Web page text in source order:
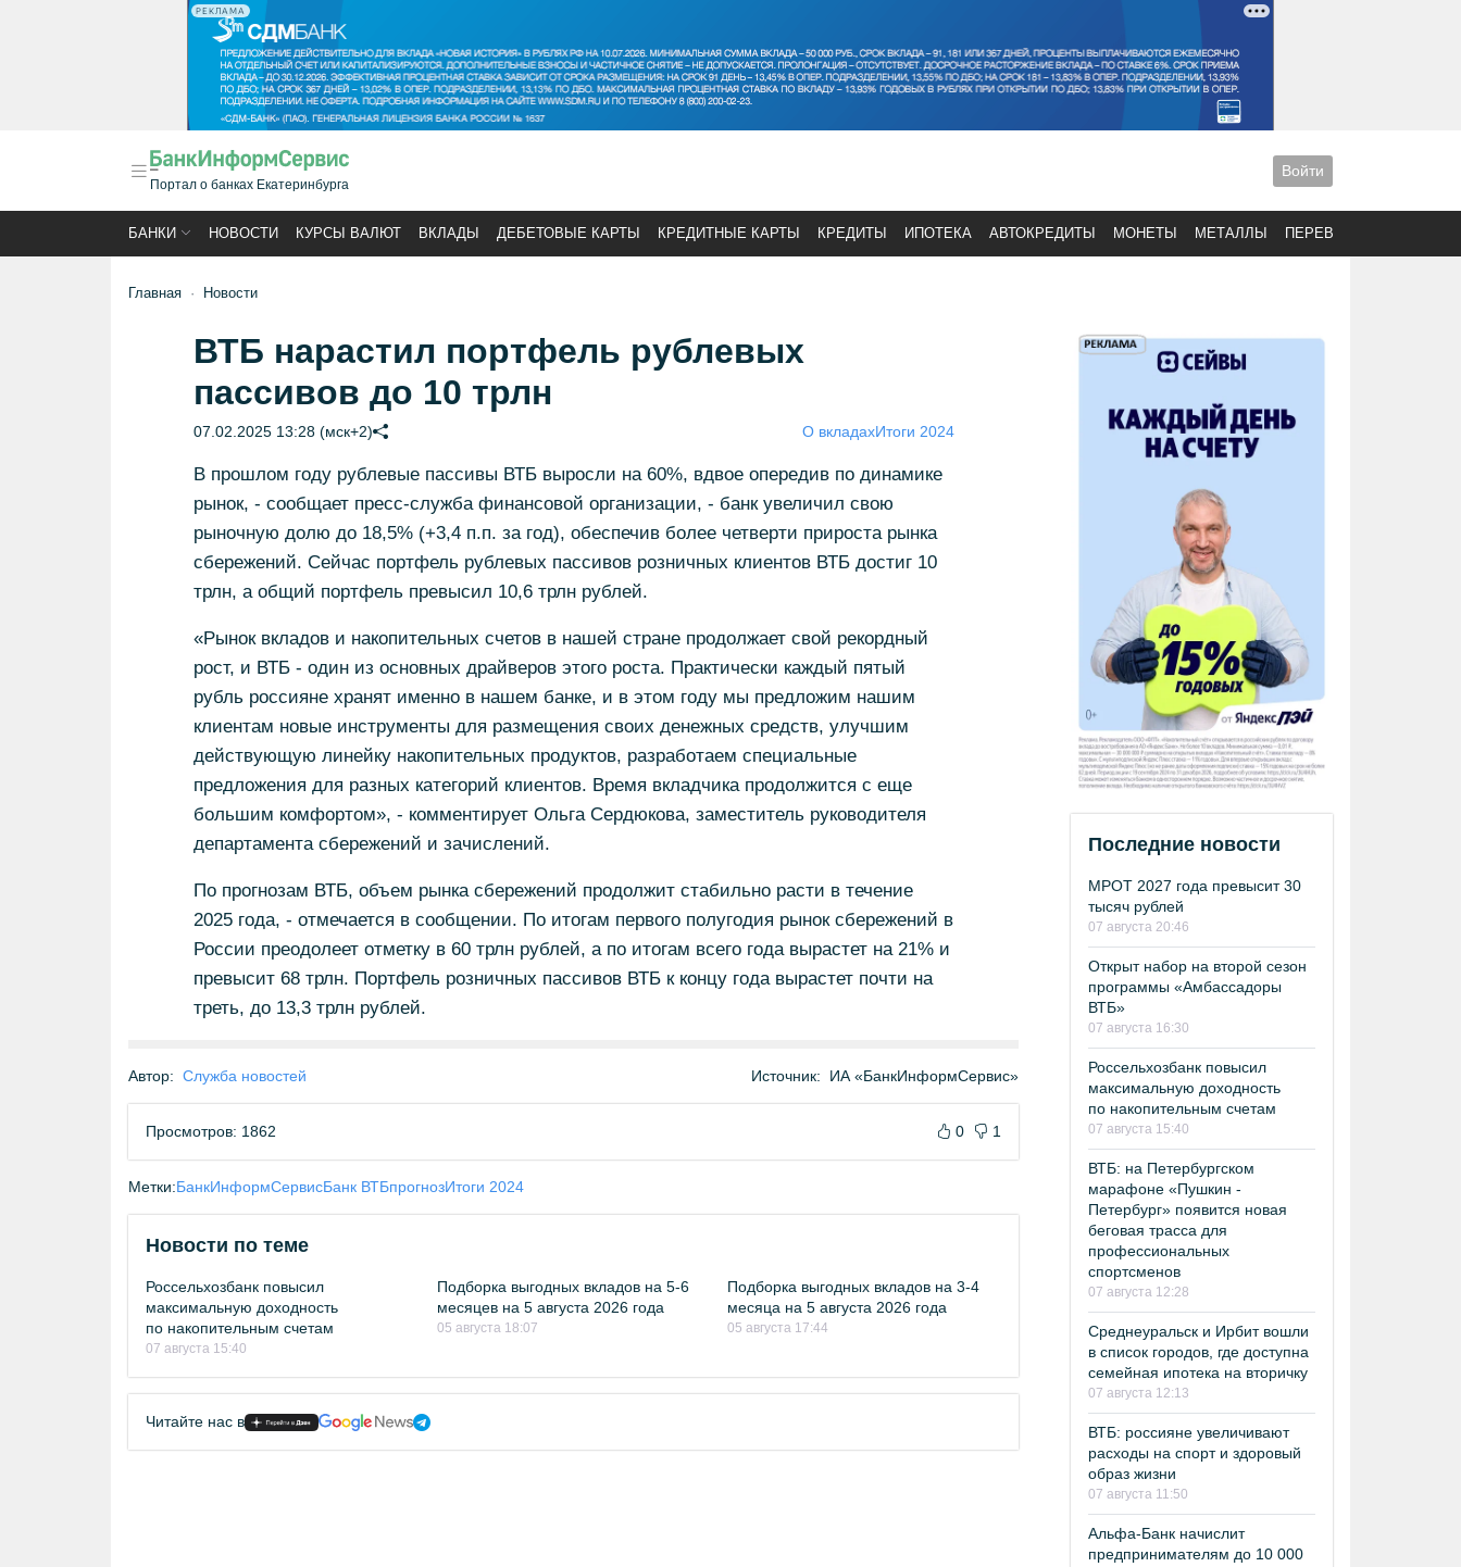
РЕКЛАМА
Портал о банках Екатеринбурга
Войти
БАНКИ НОВОСТИ КУРСЫ ВАЛЮТ ВКЛАДЫ ДЕБЕТОВЫЕ КАРТЫ КРЕДИТНЫЕ КАРТЫ КРЕДИТЫ ИПОТЕКА АВТОКРЕДИТЫ МОНЕТЫ МЕТАЛЛЫ ПЕРЕВОДЫ
Главная Новости
ВТБ нарастил портфель рублевых
пассивов до 10 трлн
07.02.2025 13:28 (мск+2) О вкладахИтоги 2024
В прошлом году рублевые пассивы ВТБ выросли на 60%, вдвое опередив по динамике
рынок, - сообщает пресс-служба финансовой организации, - банк увеличил свою
рыночную долю до 18,5% (+3,4 п.п. за год), обеспечив более четверти прироста рынка
сбережений. Сейчас портфель рублевых пассивов розничных клиентов ВТБ достиг 10
трлн, а общий портфель превысил 10,6 трлн рублей.
«Рынок вкладов и накопительных счетов в нашей стране продолжает свой рекордный
рост, и ВТБ - один из основных драйверов этого роста. Практически каждый пятый
рубль россияне хранят именно в нашем банке, и в этом году мы предложим нашим
клиентам новые инструменты для размещения своих денежных средств, улучшим
действующую линейку накопительных продуктов, разработаем специальные
предложения для разных категорий клиентов. Время вкладчика продолжится с еще
большим комфортом», - комментирует Ольга Сердюкова, заместитель руководителя
департамента сбережений и зачислений.
По прогнозам ВТБ, объем рынка сбережений продолжит стабильно расти в течение
2025 года, - отмечается в сообщении. По итогам первого полугодия рынок сбережений в
России преодолеет отметку в 60 трлн рублей, а по итогам всего года вырастет на 21% и
превысит 68 трлн. Портфель розничных пассивов ВТБ к концу года вырастет почти на
треть, до 13,3 трлн рублей.
Автор: Служба новостей Источник: ИА «БанкИнформСервис»
Просмотров: 1862 0 1
Метки:БанкИнформСервисБанк ВТБпрогнозИтоги 2024
Новости по теме
Россельхозбанк повысил
максимальную доходность
по накопительным счетам
07 августа 15:40
Подборка выгодных вкладов на 5-6
месяцев на 5 августа 2026 года
05 августа 18:07
Подборка выгодных вкладов на 3-4
месяца на 5 августа 2026 года
05 августа 17:44
Читайте нас в
Последние новости
МРОТ 2027 года превысит 30
тысяч рублей
07 августа 20:46
Открыт набор на второй сезон
программы «Амбассадоры
ВТБ»
07 августа 16:30
Россельхозбанк повысил
максимальную доходность
по накопительным счетам
07 августа 15:40
ВТБ: на Петербургском
марафоне «Пушкин -
Петербург» появится новая
беговая трасса для
профессиональных
спортсменов
07 августа 12:28
Среднеуральск и Ирбит вошли
в список городов, где доступна
семейная ипотека на вторичку
07 августа 12:13
ВТБ: россияне увеличивают
расходы на спорт и здоровый
образ жизни
07 августа 11:50
Альфа-Банк начислит
предпринимателям до 10 000